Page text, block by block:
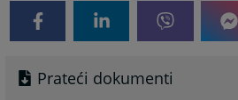
Prateći dokumenti